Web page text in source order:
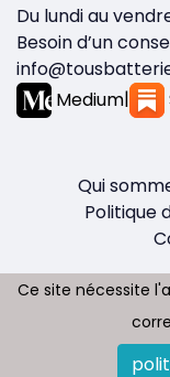
Du lundi au
Besoin d’un
Medium|
Qui
Politique
Ce site nécessite
Ce site nécessite